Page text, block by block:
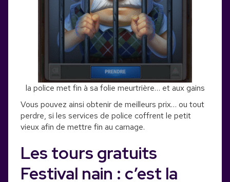
la police met fin à sa folie meurtrière… et aux gains
Vous pouvez ainsi obtenir de meilleurs prix… ou tout
perdre, si les services de police coffrent le petit
vieux afin de mettre fin au carnage.
Les tours gratuits
Festival nain : c’est la